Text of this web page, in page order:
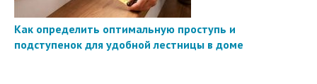
Как определить оптимальную проступь и
подступенок для удобной лестницы в доме